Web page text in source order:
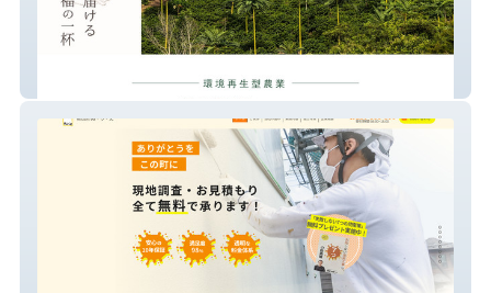
株式会社リジェネ―ラコーヒー